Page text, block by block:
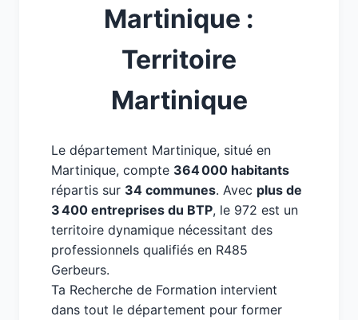
Martinique :
Territoire
Martinique
Le département Martinique, situé en
Martinique, compte 364 000 habitants
répartis sur 34 communes. Avec plus de
3 400 entreprises du BTP, le 972 est un
territoire dynamique nécessitant des
professionnels qualifiés en R485
Gerbeurs.
Ta Recherche de Formation intervient
dans tout le département pour former